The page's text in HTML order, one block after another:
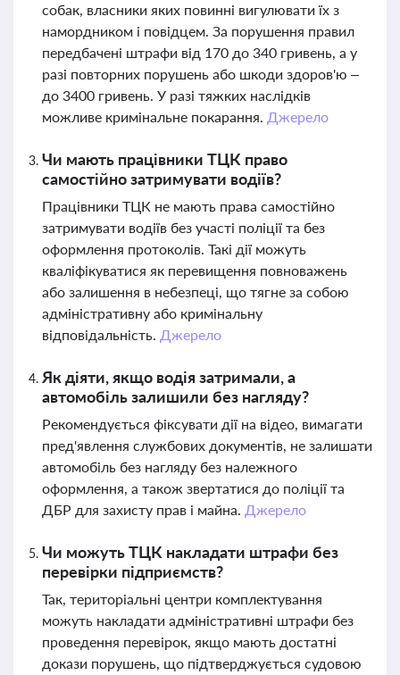
собак, власники яких повинні вигулювати їх з
намордником і повідцем. За порушення правил
передбачені штрафи від 170 до 340 гривень, а у
разі повторних порушень або шкоди здоров'ю –
до 3400 гривень. У разі тяжких наслідків
можливе кримінальне покарання. Джерело
Чи мають працівники ТЦК право
самостійно затримувати водіїв?
Працівники ТЦК не мають права самостійно
затримувати водіїв без участі поліції та без
оформлення протоколів. Такі дії можуть
кваліфікуватися як перевищення повноважень
або залишення в небезпеці, що тягне за собою
адміністративну або кримінальну
відповідальність. Джерело
Як діяти, якщо водія затримали, а
автомобіль залишили без нагляду?
Рекомендується фіксувати дії на відео, вимагати
пред'явлення службових документів, не залишати
автомобіль без нагляду без належного
оформлення, а також звертатися до поліції та
ДБР для захисту прав і майна. Джерело
Чи можуть ТЦК накладати штрафи без
перевірки підприємств?
Так, територіальні центри комплектування
можуть накладати адміністративні штрафи без
проведення перевірок, якщо мають достатні
докази порушень, що підтверджується судовою